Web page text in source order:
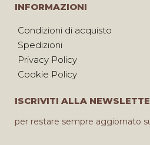
INFORMAZIONI
Condizioni di acquisto
Spedizioni
Privacy Policy
Cookie Policy
ISCRIVITI ALLA
per restare sempre aggiornato